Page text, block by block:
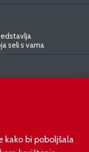
seli s vama
limuzinu veću od
domet do 1.000
kako bi poboljšala